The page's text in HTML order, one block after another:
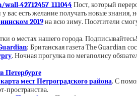
42712457_111044Пост, который
у вас есть желание получать новые знания,
2019на всю зиму. Посетители
о местах нашего города.
: Британская газета The Guardian
. Ночная прогулкапомегаполису
Петербурге
мест Петроградского района. С
пространства.